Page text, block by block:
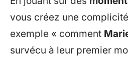
vous créez une
exemple « comment
survécu à leur premier